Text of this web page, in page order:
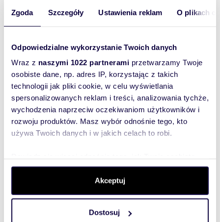
Zgoda Szczegóły Ustawienia reklam O plikach
Odpowiedzialne wykorzystanie Twoich danych
Wraz z naszymi 1022 partnerami przetwarzamy Twoje
osobiste dane, np. adres IP, korzystając z takich
technologii jak pliki cookie, w celu wyświetlania
spersonalizowanych reklam i treści, analizowania tychże,
wychodzenia naprzeciw oczekiwaniom użytkowników i
rozwoju produktów. Masz wybór odnośnie tego, kto
używa Twoich danych i w jakich celach to robi.
dane są przetwarzane oraz ustaw własne preferencje w
. W Deklaracji plików cookie możesz
zmienić lub wycofać swoją zgodę w dowolnej chwili.
Wykorzystujemy pliki cookie do spersonalizowania treści
Akceptuj
Dostosuj
balkonem na Wildzie
mieszkanie Poznań, Wilda, Saperska
Na wynajem nowoczesna kawalerka o powierzchni
30,21 m², położona przy ul. Saperskiej 30 w
Poznaniu, na zamkniętym osiedlu na Wil...